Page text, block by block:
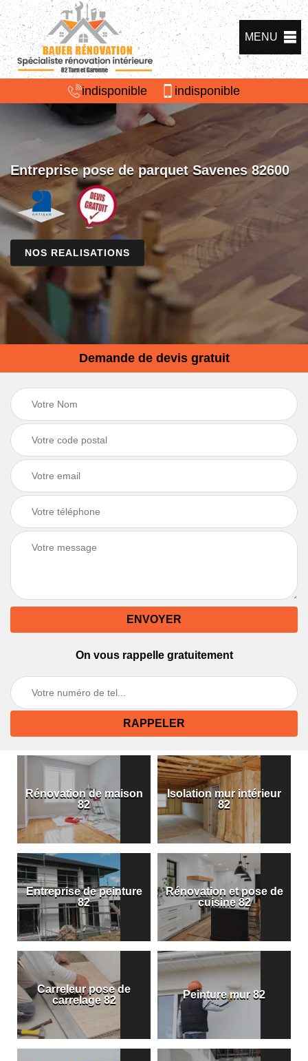
MENU
indisponible indisponible
Entreprise pose de parquet Savenes 82600
NOS REALISATIONS
Demande de devis gratuit
On vous rappelle gratuitement
Rénovation de maison
82
Isolation mur intérieur
82
Entreprise de peinture
82
Rénovation et pose de
cuisine 82
Carreleur pose de
carrelage 82
Peinture mur 82